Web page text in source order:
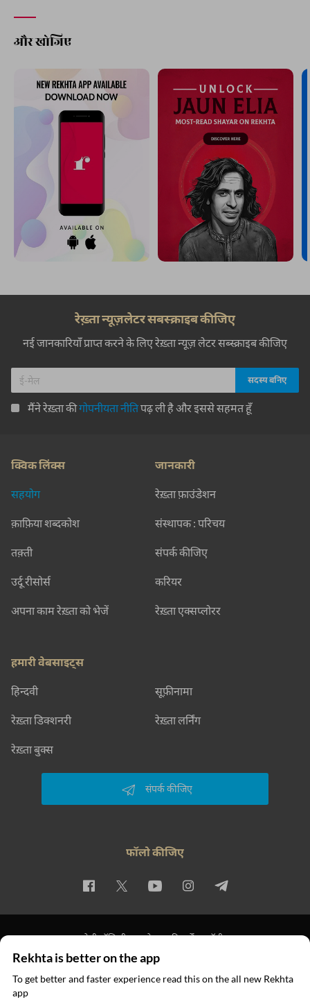
और खोजिए
रेख़्ता न्यूज़लेटर सबस्क्राइब कीजिए
नई जानकारियाँ प्राप्त करने के लिए रेख़्ता न्यूज़ लेटर सब्स्क्राइब कीजिए
मैंने रेख़्ता कीगोपनीयता नीतिपढ़ ली है और इससे सहमत हूँ
क्विक लिंक्स
सहयोग
क़ाफ़िया शब्दकोश
तक़्ती
उर्दू रीसोर्स
अपना काम रेख़्ता को भेजें
जानकारी
रेख़्ता फ़ाउंडेशन
संस्थापक : परिचय
संपर्क कीजिए
करियर
रेख़्ता एक्सप्लोरर
हमारी वेबसाइट्स
हिन्दवी सूफ़ीनामा
रेख़्ता डिक्शनरी रेख़्ता लर्निंग
रेख़्ता बुक्स
संपर्क कीजिए
फॉलो कीजिए
प्राइवेसी पॉलिसी इस्तेमाल की शर्तें कॉपीराइट
© 2026 Rekhta™ Foundation. All rights reserved.
Rekhta is better on the app
To get better and faster experience read this on the all new Rekhta
app